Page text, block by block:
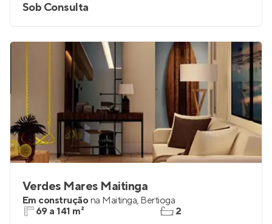
Sob Consulta
Verdes Mares Maitinga
Em construçãona Maitinga, Bertioga
69 a 141 m²
2